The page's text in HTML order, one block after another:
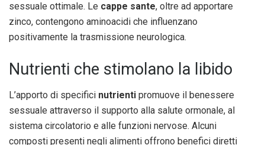
sessuale ottimale. Le cappe sante, oltre ad apportare
zinco, contengono aminoacidi che influenzano
positivamente la trasmissione neurologica.
Nutrienti che stimolano la libido
L’apporto di specifici nutrienti promuove il benessere
sessuale attraverso il supporto alla salute ormonale, al
sistema circolatorio e alle funzioni nervose. Alcuni
composti presenti negli alimenti offrono benefici diretti